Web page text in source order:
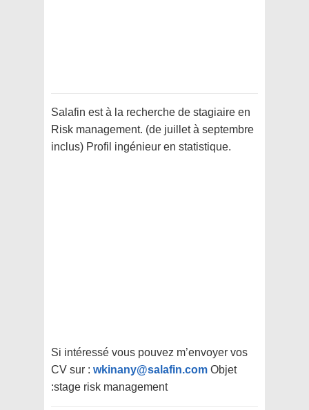
Salafin est à la recherche de stagiaire en
Risk management. (de juillet à septembre
inclus) Profil ingénieur en statistique.
Si intéressé vous pouvez m’envoyer vos
CV sur : wkinany@salafin.com Objet
:stage risk management